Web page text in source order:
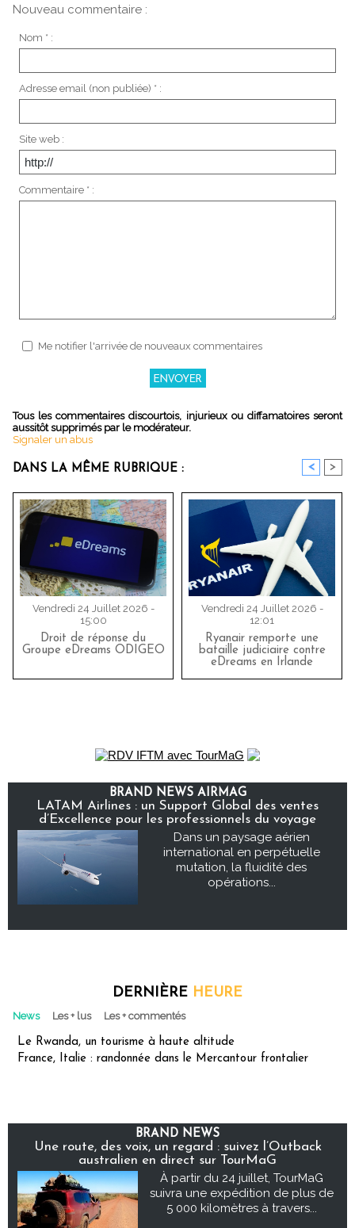
Nouveau commentaire :
Nom * :
Adresse email (non publiée) * :
Site web :
Commentaire * :
Me notifier l'arrivée de nouveaux commentaires
Tous les commentaires discourtois, injurieux ou diffamatoires seront
aussitôt supprimés par le modérateur.
Signaler un abus
DANS LA MÊME RUBRIQUE : < >
Vendredi 24 Juillet 2026 -
15:00
Droit de réponse du
Groupe eDreams ODIGEO
Vendredi 24 Juillet 2026 -
12:01
Ryanair remporte une
bataille judiciaire contre
eDreams en Irlande
BRAND NEWS AIRMAG
LATAM Airlines : un Support Global des ventes
d’Excellence pour les professionnels du voyage
Dans un paysage aérien
international en perpétuelle
mutation, la fluidité des
opérations...
DERNIÈRE HEURE
News Les + lus Les + commentés
Le Rwanda, un tourisme à haute altitude
France, Italie : randonnée dans le Mercantour frontalier
BRAND NEWS
Une route, des voix, un regard : suivez l’Outback
australien en direct sur TourMaG
À partir du 24 juillet, TourMaG
suivra une expédition de plus de
5 000 kilomètres à travers...